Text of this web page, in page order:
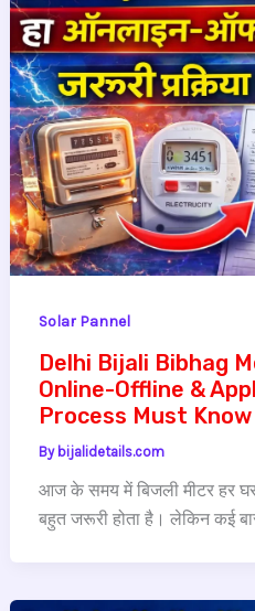
Solar Pannel
Delhi Bijali Bibhag
Online-Offline &
Process Must
By bijalidetails.com
आज के समय में बिजली मीटर हर
बहुत जरूरी होता है। लेकिन कई